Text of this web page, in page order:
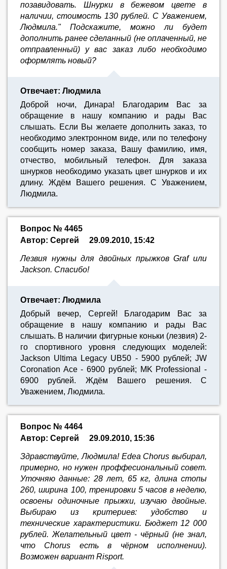
позавидовать. Шнурки в бежевом цвете в
наличии, стоимость 130 рублей. С Уважением,
Людмила." Подскажите, можно ли будет
дополнить ранее сделанный (не оплаченный, не
отправленный) у вас заказ либо необходимо
оформлять новый?
Отвечает: Людмила
Доброй ночи, Динара! Благодарим Вас за
обращение в нашу компанию и рады Вас
слышать. Если Вы желаете дополнить заказ, то
необходимо электронном виде, или по телефону
сообщить номер заказа, Вашу фамилию, имя,
отчество, мобильный телефон. Для заказа
шнурков необходимо указать цвет шнурков и их
длину. Ждём Вашего решения. С Уважением,
Людмила.
Вопрос № 4465
Автор: Сергей
29.09.2010, 15:42
Лезвия нужны для двойных прыжков Graf или
Jackson. Спасибо!
Отвечает: Людмила
Добрый вечер, Сергей! Благодарим Вас за
обращение в нашу компанию и рады Вас
слышать. В наличии фигурные коньки (лезвия) 2-
го спортивного уровня следующих моделей:
Jackson Ultima Legacy UB50 - 5900 рублей; JW
Coronation Ace - 6900 рублей; MK Professional -
6900 рублей. Ждём Вашего решения. С
Уважением, Людмила.
Вопрос № 4464
Автор: Сергей
29.09.2010, 15:36
Здравствуйте, Людмила! Edea Chorus выбирал,
примерно, но нужен проффесиональный совет.
Уточняю данные: 28 лет, 65 кг, длина стопы
260, ширина 100, тренировки 5 часов в неделю,
освоены одиночные прыжки, изучаю двойные.
Выбираю из критериев: удобство и
технические характеристики. Бюджет 12 000
рублей. Желательный цвет - чёрный (не знал,
что Chorus есть в чёрном исполнении).
Возможен вариант Risport.